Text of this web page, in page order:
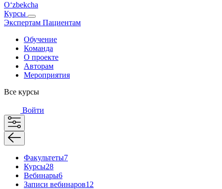
O‘zbekcha
Курсы
Экспертам Пациентам
Обучение
Команда
О проекте
Авторам
Мероприятия
Все курсы
Войти
Факультеты7
Курсы28
Вебинары6
Записи вебинаров12